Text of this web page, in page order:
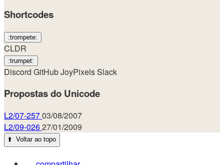
Shortcodes
:trompete:
CLDR
:trumpet:
Discord GitHubJoyPixelsSlack
Propostas do Unicode
L2/07-25703/08/2007
L2/09-02627/01/2009
⬆️ Voltar ao topo